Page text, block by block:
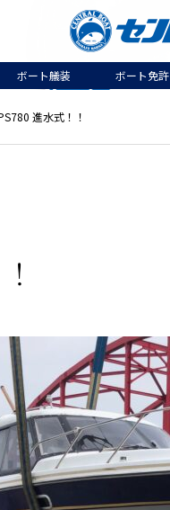
ボート艤装 ボート免許
進水式！！